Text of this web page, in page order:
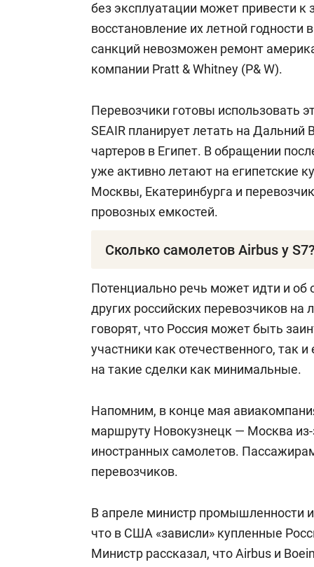
без эксплуатации может привести к
восстановление их летной
санкций невозможен ремонт
компании Pratt & Whitney (P& W).
Перевозчики готовы использовать
SEAIR планирует летать на Дальний
чартеров в Египет. В обращении
уже активно летают на египетские
Москвы, Екатеринбурга и
провозных емкостей.
Сколько самолетов Airbus у
эксплуатируются только 11
лизингодателям. Эти самолеты
Потенциально речь может идти и
других российских перевозчиков
говорят, что Россия может быть
участники как отечественного,
на такие сделки как минимальные.
Напомним, в конце мая
маршруту Новокузнецк — Москва
иностранных самолетов.
перевозчиков.
В апреле министр промышленности
что в США «зависли» купленные
Министр рассказал, что Airbus и